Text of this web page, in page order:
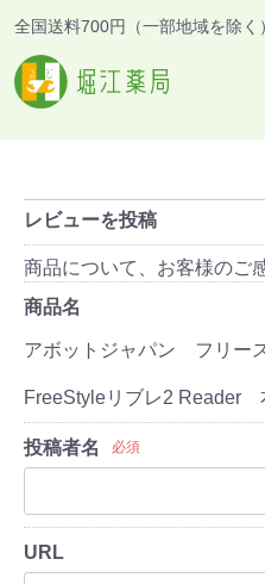
全国送料700円（一部地域を除く
レビューを投稿
商品について、お客様のご
商品名
アボットジャパン フリー
FreeStyleリブレ2 Reader
投稿者名 必須
URL